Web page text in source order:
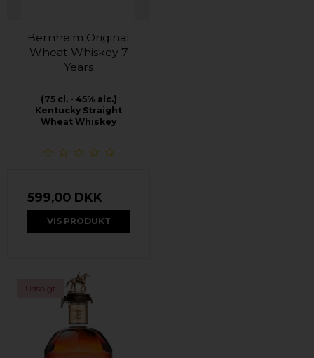
Bernheim Original
Wheat Whiskey 7
Years
(75 cl. - 45% alc.)
Kentucky Straight
Wheat Whiskey
599,00 DKK
VIS PRODUKT
Udsolgt